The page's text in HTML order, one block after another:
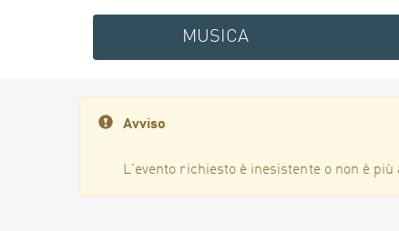
MUSICA
Avviso
L'evento richiesto è inesistente o non è